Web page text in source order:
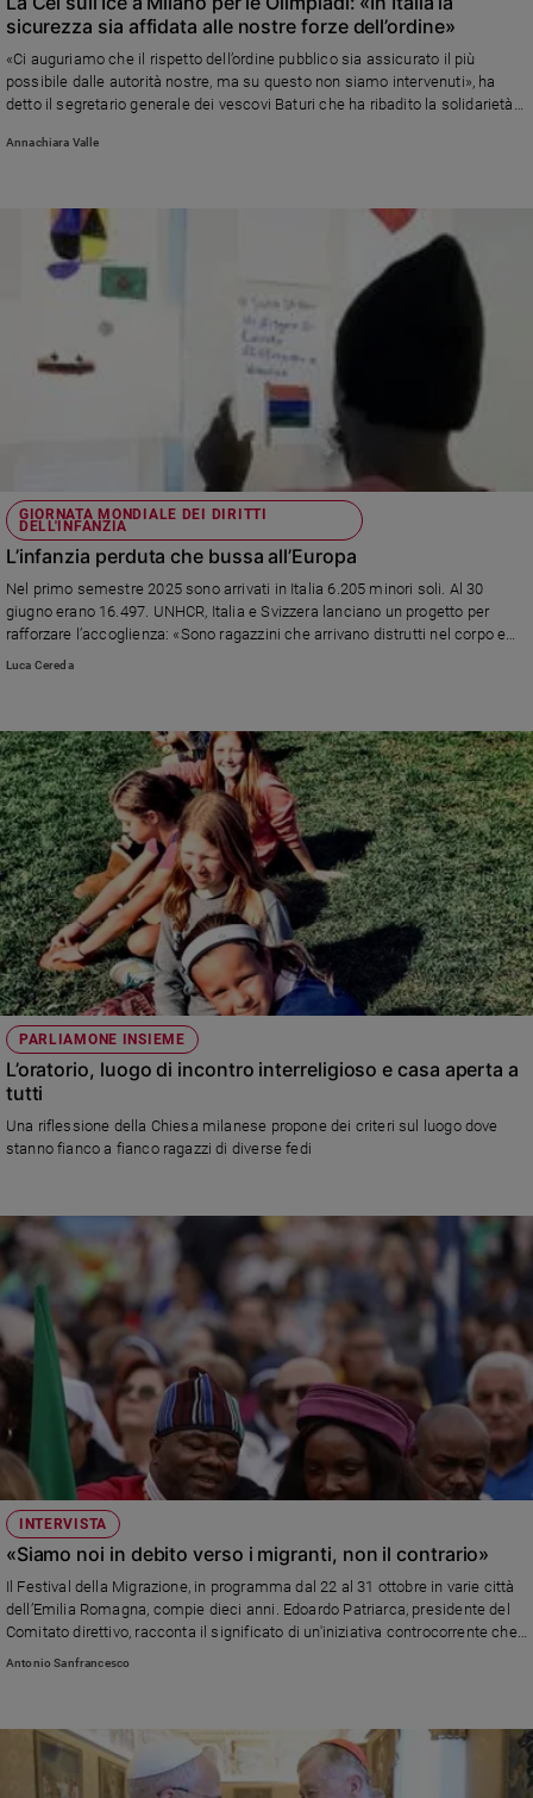
sicurezza sia affidata alle nostre forze dell’ordine»
«Ci auguriamo che il rispetto dell’ordine pubblico sia assicurato il più
possibile dalle autorità nostre, ma su questo non siamo intervenuti», ha
detto il segretario generale dei vescovi Baturi che ha ribadito la solidarietà
gli altri temi, il referendum sulla giustizia, la violenza giovanile, l’accoglienza
sofferenza non è offrire la morte»
Annachiara Valle
GIORNATA MONDIALE DEI DIRITTI
DELL'INFANZIA
L’infanzia perduta che bussa all’Europa
Nel primo semestre 2025 sono arrivati in Italia 6.205 minori soli. Al 30
giugno erano 16.497. UNHCR, Italia e Svizzera lanciano un progetto per
rafforzare l’accoglienza: «Sono ragazzini che arrivano distrutti nel corpo e
nel cuore. Proteggerli è un dovere di tutti», dice a "Famiglia Cristiana" Chiara
Luca Cereda
PARLIAMONE INSIEME
L’oratorio, luogo di incontro interreligioso e casa aperta a
tutti
Una riflessione della Chiesa milanese propone dei criteri sul luogo dove
stanno fianco a fianco ragazzi di diverse fedi
INTERVISTA
«Siamo noi in debito verso i migranti, non il contrario»
Il Festival della Migrazione, in programma dal 22 al 31 ottobre in varie città
dell’Emilia Romagna, compie dieci anni. Edoardo Patriarca, presidente del
Comitato direttivo, racconta il significato di un'iniziativa controcorrente che
vuole rovesciare la narrazione dominante sul fenomeno migratorio: «Serve
Antonio Sanfrancesco